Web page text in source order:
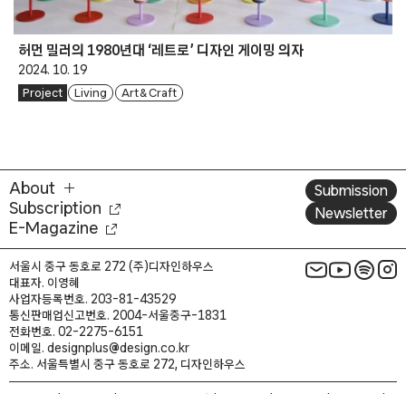
허먼 밀러의 1980년대 ‘레트로’ 디자인 게이밍 의자
2024. 10. 19
Project Living Art & Craft
About
Subscription
E-Magazine
Submission
Newsletter
서울시 중구 동호로 272 (주)디자인하우스
대표자. 이영혜
사업자등록번호. 203-81-43529
통신판매업신고번호. 2004-서울중구-1831
전화번호. 02-2275-6151
이메일. designplus@design.co.kr
주소. 서울특별시 중구 동호로 272, 디자인하우스